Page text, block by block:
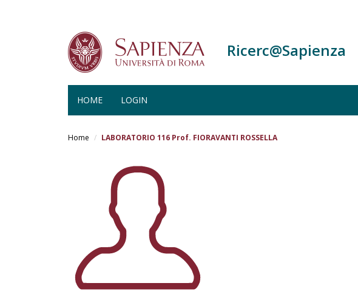
Ricerc@Sapienza
HOME LOGIN
Home LABORATORIO 116 Prof. FIORAVANTI ROSSELLA